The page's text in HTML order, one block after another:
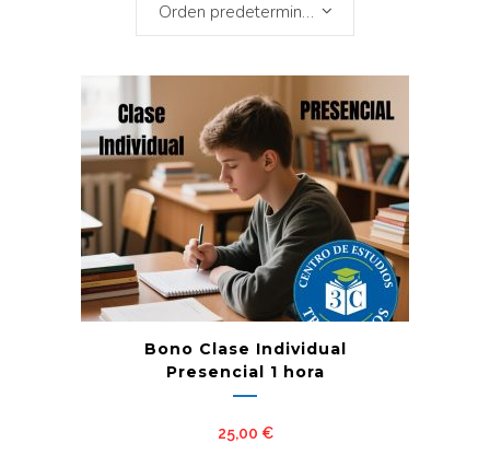
Orden predeterminado
Bono Clase Individual
Presencial 1 hora
25,00 €